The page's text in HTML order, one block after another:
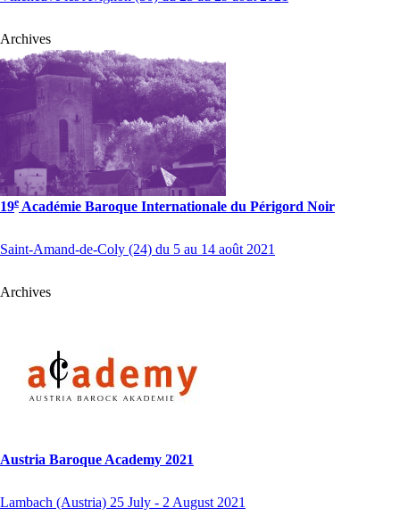
Archives
19e Académie Baroque Internationale du Périgord Noir
Saint-Amand-de-Coly (24) du 5 au 14 août 2021
Archives
Austria Baroque Academy 2021
Lambach (Austria) 25 July - 2 August 2021